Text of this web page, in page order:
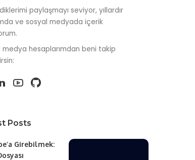
paylaşmayı seviyor, yıllardır
ve sosyal medyada içerik
medya hesaplarımdan beni takip
Posts
Girebilmek: